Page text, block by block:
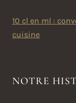
10 cl en ml :
cuisine
NOTRE